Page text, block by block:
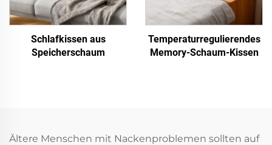
Schlafkissen aus
Speicherschaum
Temperaturregulierendes
Memory-Schaum-Kissen
Ältere Menschen mit Nackenproblemen sollten auf